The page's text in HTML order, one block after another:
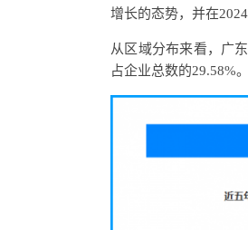
增长的态势，并在2024
从区域分布来看，广
占企业总数的29.58%。